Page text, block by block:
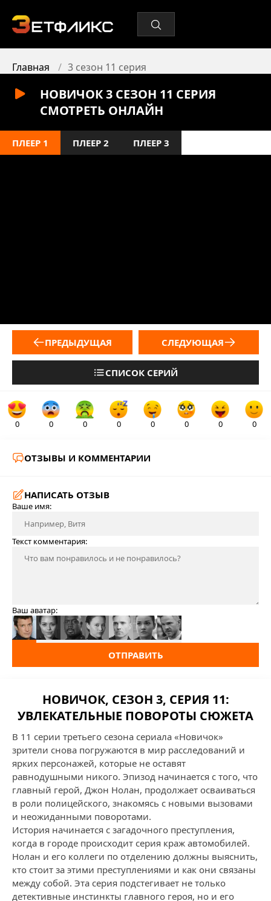
Главная 3 сезон 11 серия
НОВИЧОК 3 СЕЗОН 11 СЕРИЯ
СМОТРЕТЬ ОНЛАЙН
ПЛЕЕР 1 ПЛЕЕР 2 ПЛЕЕР 3
ПРЕДЫДУЩАЯ
СПИСОК СЕРИЙ
СЛЕДУЮЩАЯ
0 0 0 0 0 0 0 0
ОТЗЫВЫ И КОММЕНТАРИИ
НАПИСАТЬ ОТЗЫВ
Ваше имя:
Текст комментария:
Ваш аватар:
ОТПРАВИТЬ
НОВИЧОК, СЕЗОН 3, СЕРИЯ 11:
УВЛЕКАТЕЛЬНЫЕ ПОВОРОТЫ СЮЖЕТА
В 11 серии третьего сезона сериала «Новичок»
зрители снова погружаются в мир расследований и
ярких персонажей, которые не оставят
равнодушными никого. Эпизод начинается с того, что
главный герой, Джон Нолан, продолжает осваиваться
в роли полицейского, знакомясь с новыми вызовами
и неожиданными поворотами.
История начинается с загадочного преступления,
когда в городе происходит серия краж автомобилей.
Нолан и его коллеги по отделению должны выяснить,
кто стоит за этими преступлениями и как они связаны
между собой. Эта серия подстегивает не только
детективные инстинкты главного героя, но и его